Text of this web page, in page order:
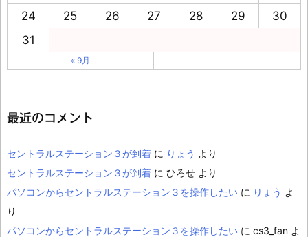
24
25 26 27 28 29
30
31
« 9月
最近のコメント
セントラルステーション３が到着 に りょう より
セントラルステーション３が到着 に ひろせ より
パソコンからセントラルステーション３を操作したい に りょう よ
り
パソコンからセントラルステーション３を操作したい に cs3_fan よ